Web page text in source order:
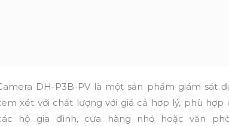
DH-P3B-PV là một sản phẩm giám sát
xét với chất lượng với giá cả hợp lý, phù hợp
hộ gia đình, cửa hàng nhỏ hoặc văn